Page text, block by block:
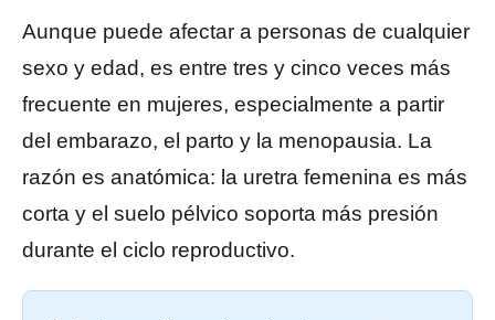
Aunque puede afectar a personas de cualquier
sexo y edad, es entre tres y cinco veces más
frecuente en mujeres, especialmente a partir
del embarazo, el parto y la menopausia. La
razón es anatómica: la uretra femenina es más
corta y el suelo pélvico soporta más presión
durante el ciclo reproductivo.